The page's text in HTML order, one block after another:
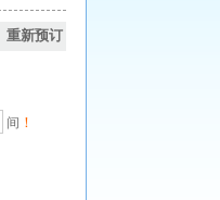
重新预订
间 ！